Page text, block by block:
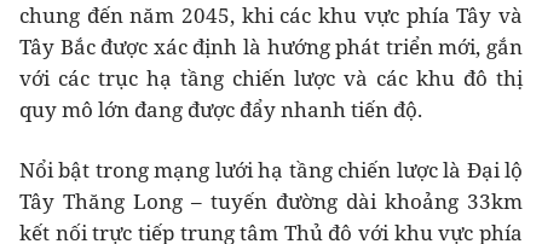
chung đến năm 2045, khi các khu vực phía Tây và
Tây Bắc được xác định là hướng phát triển mới, gắn
với các trục hạ tầng chiến lược và các khu đô thị
quy mô lớn đang được đẩy nhanh tiến độ.
Nổi bật trong mạng lưới hạ tầng chiến lược là Đại lộ
Tây Thăng Long – tuyến đường dài khoảng 33km
kết nối trực tiếp trung tâm Thủ đô với khu vực phía